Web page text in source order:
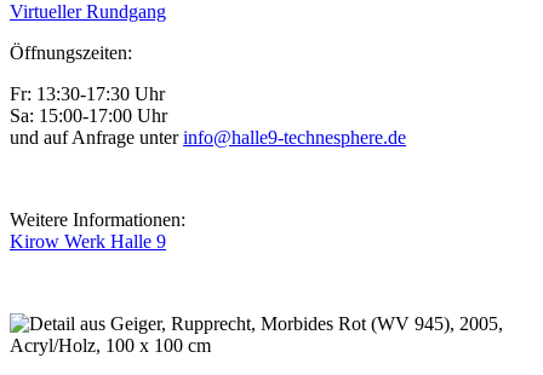
Virtueller Rundgang
Öffnungszeiten:
Fr: 13:30-17:30 Uhr
Sa: 15:00-17:00 Uhr
und auf Anfrage unterinfo@halle9-technesphere.de
Weitere Informationen:
Kirow Werk Halle 9